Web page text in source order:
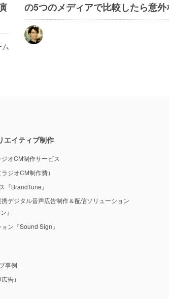
の5つのメディアで比較したら意
エイティブ制作
オCM制作サービス
ジオCM制作費）
『BrandTune』
デジタル音声広告制作＆配信ソリューション
』
ン『Sound Sign』
事例
告）